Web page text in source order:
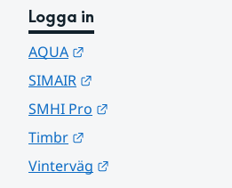
Logga in
AQUA
SIMAIR
SMHI Pro
Timbr
Vinterväg